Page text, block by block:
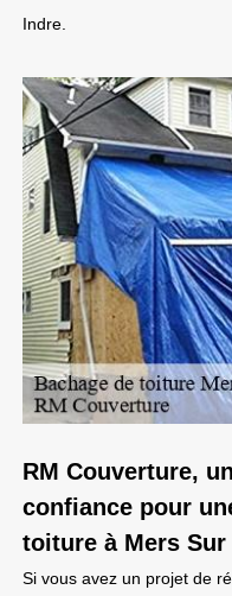
Indre.
RM Couverture,
confiance pour
toiture à Mers Sur
Si vous avez un projet de